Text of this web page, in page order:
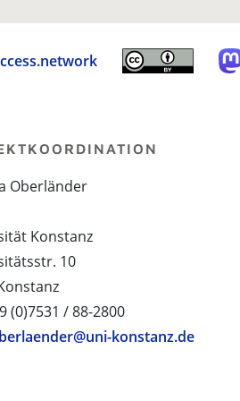
Oberländer
Konstanz
10
(0)7531 / 88-2800
konstanz.de